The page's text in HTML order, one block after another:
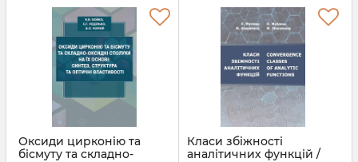
Оксиди цирконію та
бісмуту та складно-
Класи збіжності
аналітичних функцій /